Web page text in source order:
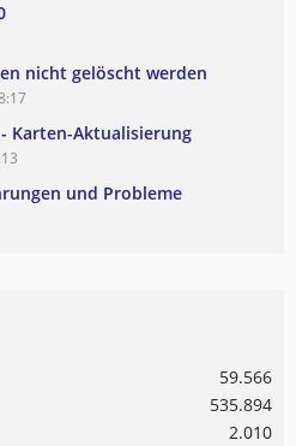
nicht gelöscht werden
Karten-Aktualisierung
und Probleme
59.566
535.894
2.010